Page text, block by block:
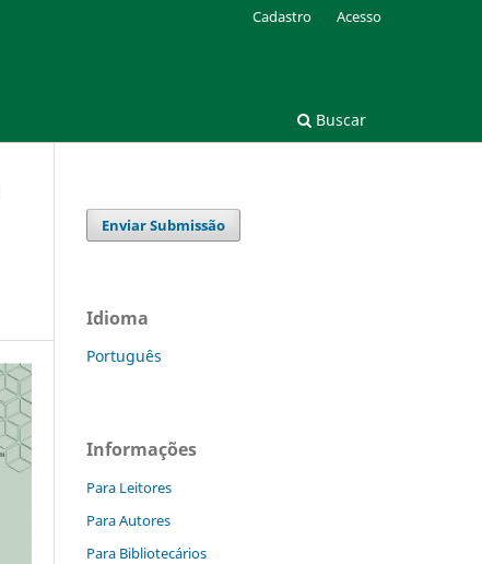
Buscar
Cadastro Acesso
Enviar Submissão
Idioma
Português
Informações
Para Leitores
Para Autores
Para Bibliotecários